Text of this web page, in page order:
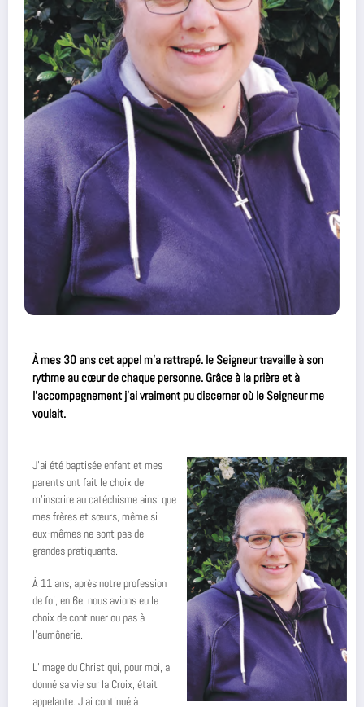
À mes 30 ans cet appel m’a rattrapé. le Seigneur travaille à son
rythme au cœur de chaque personne. Grâce à la prière et à
l’accompagnement j’ai vraiment pu discerner où le Seigneur me
voulait.
J’ai été baptisée enfant et mes
parents ont fait le choix de
m’inscrire au catéchisme ainsi que
mes frères et sœurs, même si
eux-mêmes ne sont pas de
grandes pratiquants.
À 11 ans, après notre profession
de foi, en 6e, nous avions eu le
choix de continuer ou pas à
l’aumônerie.
L’image du Christ qui, pour moi, a
donné sa vie sur la Croix, était
appelante. J’ai continué à